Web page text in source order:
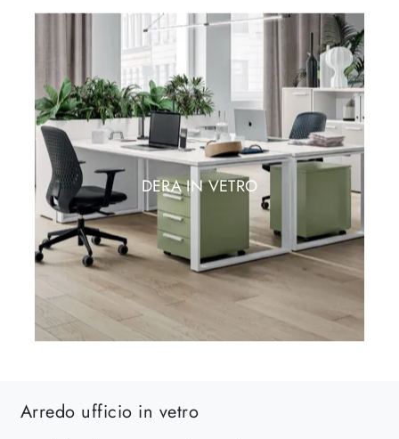
DERA IN VETRO
Arredo ufficio in vetro